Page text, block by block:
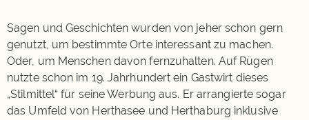
Sagen und Geschichten wurden von jeher schon gern
genutzt, um bestimmte Orte interessant zu machen.
Oder, um Menschen davon fernzuhalten. Auf Rügen
nutzte schon im 19. Jahrhundert ein Gastwirt dieses
„Stilmittel“ für seine Werbung aus. Er arrangierte sogar
das Umfeld von Herthasee und Herthaburg inklusive